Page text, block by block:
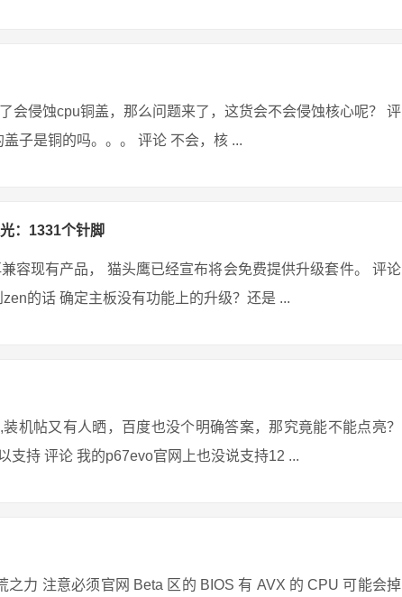
会侵蚀cpu铜盖，那么问题来了，这货会不会侵蚀核心呢？ 评
子是铜的吗。。。 评论 不会，核 ...
：1331个针脚
容现有产品， 猫头鹰已经宣布将会免费提供升级套件。 评论
的话 确定主板没有功能上的升级？还是 ...
机帖又有人晒，百度也没个明确答案，那究竟能不能点亮？
支持 评论 我的p67evo官网上也没说支持12 ...
力 注意必须官网 Beta 区的 BIOS 有 AVX 的 CPU 可能会掉